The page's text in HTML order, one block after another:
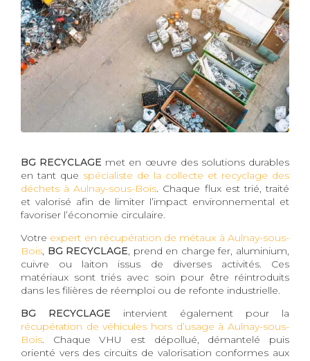
BG RECYCLAGE met en œuvre des solutions durables
en tant que spécialiste de la collecte et recyclage des
déchets à Aulnay-sous-Bois. Chaque flux est trié, traité
et valorisé afin de limiter l’impact environnemental et
favoriser l’économie circulaire.
Votre expert en récupération de métaux à Aulnay-sous-
Bois, BG RECYCLAGE, prend en charge fer, aluminium,
cuivre ou laiton issus de diverses activités. Ces
matériaux sont triés avec soin pour être réintroduits
dans les filières de réemploi ou de refonte industrielle.
BG RECYCLAGE intervient également pour la
récupération de véhicules hors d’usage à Aulnay-sous-
Bois. Chaque VHU est dépollué, démantelé puis
orienté vers des circuits de valorisation conformes aux